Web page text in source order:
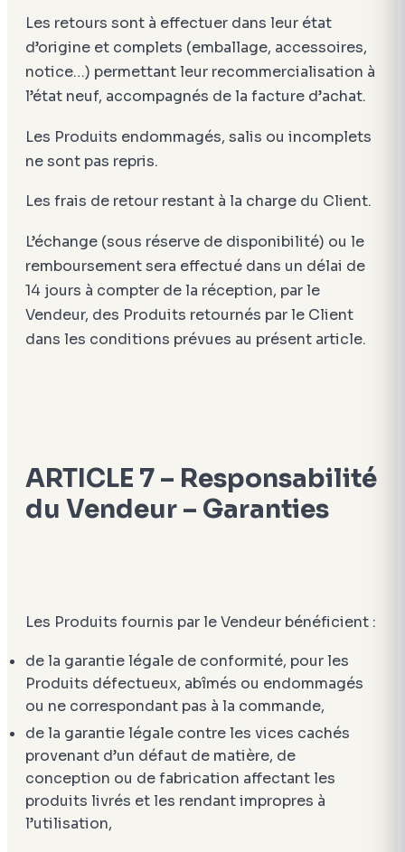
Les retours sont à effectuer dans leur état
d’origine et complets (emballage, accessoires,
notice…) permettant leur recommercialisation à
l’état neuf, accompagnés de la facture d’achat.
Les Produits endommagés, salis ou incomplets
ne sont pas repris.
Les frais de retour restant à la charge du Client.
L’échange (sous réserve de disponibilité) ou le
remboursement sera effectué dans un délai de
14 jours à compter de la réception, par le
Vendeur, des Produits retournés par le Client
dans les conditions prévues au présent article.
ARTICLE 7 – Responsabilité
du Vendeur – Garanties
Les Produits fournis par le Vendeur bénéficient :
de la garantie légale de conformité, pour les
Produits défectueux, abîmés ou endommagés
ou ne correspondant pas à la commande,
de la garantie légale contre les vices cachés
provenant d’un défaut de matière, de
conception ou de fabrication affectant les
produits livrés et les rendant impropres à
l’utilisation,